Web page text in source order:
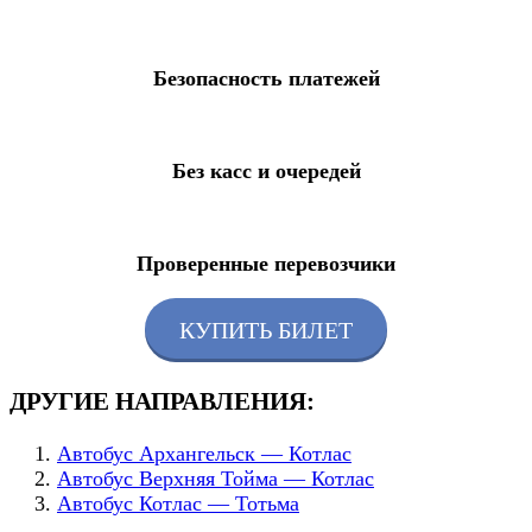
Безопасность платежей
Без касс и очередей
Проверенные перевозчики
КУПИТЬ БИЛЕТ
ДРУГИЕ НАПРАВЛЕНИЯ:
Автобус Архангельск — Котлас
Автобус Верхняя Тойма — Котлас
Автобус Котлас — Тотьма